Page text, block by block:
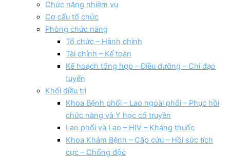
Chức năng nhiệm vụ
Cơ cấu tổ chức
Phòng chức năng
Tổ chức – Hành chính
Tài chính – Kế toán
Kế hoạch tổng hợp – Điều dưỡng – Chỉ đạo
tuyển
Khối điều trị
Khoa Bệnh phổi – Lao ngoài phổi – Phục hồi
chức năng và Y học cổ truyền
Lao phổi và Lao – HIV – Kháng thuốc
Khoa Khám Bệnh – Cấp cứu – Hồi sức tích
cực – Chống độc